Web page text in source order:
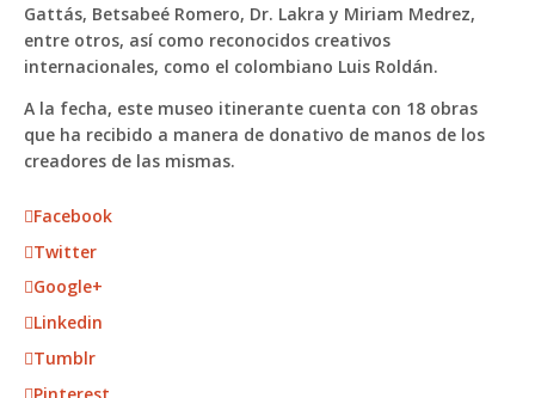
Gattás, Betsabeé Romero, Dr. Lakra y Miriam Medrez,
entre otros, así como reconocidos creativos
internacionales, como el colombiano Luis Roldán.
A la fecha, este museo itinerante cuenta con 18 obras
que ha recibido a manera de donativo de manos de los
creadores de las mismas.
Facebook
Twitter
Google+
Linkedin
Tumblr